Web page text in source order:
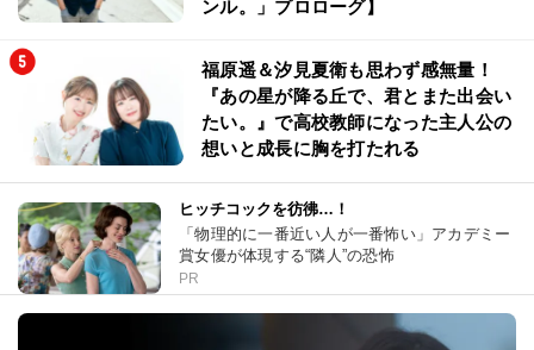
ンル。」プロローグ】
福原遥＆汐見夏衛も思わず感無量！
『あの星が降る丘で、君とまた出会い
たい。』で高校教師になった主人公の
想いと成長に胸を打たれる
ヒッチコックを彷彿…！
「物理的に一番近い人が一番怖い」アカデミー
賞女優が体現する“隣人”の恐怖
PR